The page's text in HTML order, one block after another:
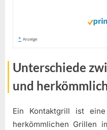
* Anzeige
Unterschiede
und
Ein Kontaktgrill ist
herkömmlichen Grillen